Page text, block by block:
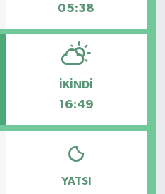
05:38
İKINDI
16:49
YATSI